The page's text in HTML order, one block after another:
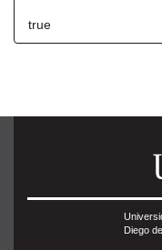
true
Diego